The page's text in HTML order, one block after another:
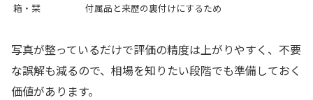
箱・栞
付属品と来歴の裏付けにするため
写真が整っているだけで評価の精度は上がりやすく、不要
な誤解も減るので、相場を知りたい段階でも準備しておく
価値があります。